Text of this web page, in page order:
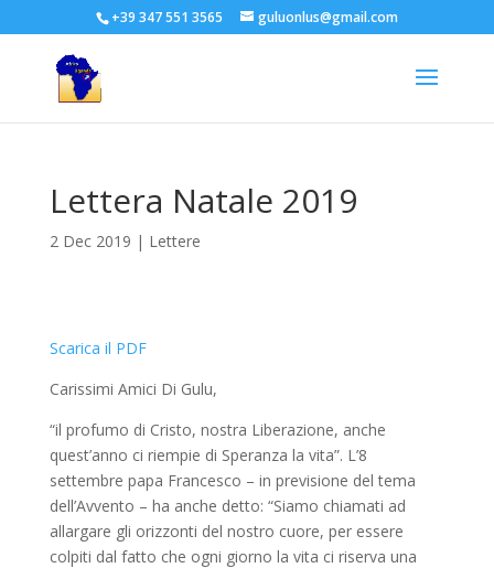
+39 347 551 3565 guluonlus@gmail.com
Lettera Natale 2019
2 Dec 2019 | Lettere
Scarica il PDF
Carissimi Amici Di Gulu,
“il profumo di Cristo, nostra Liberazione, anche
quest’anno ci riempie di Speranza la vita”. L’8
settembre papa Francesco – in previsione del tema
dell’Avvento – ha anche detto: “Siamo chiamati ad
allargare gli orizzonti del nostro cuore, per essere
colpiti dal fatto che ogni giorno la vita ci riserva una